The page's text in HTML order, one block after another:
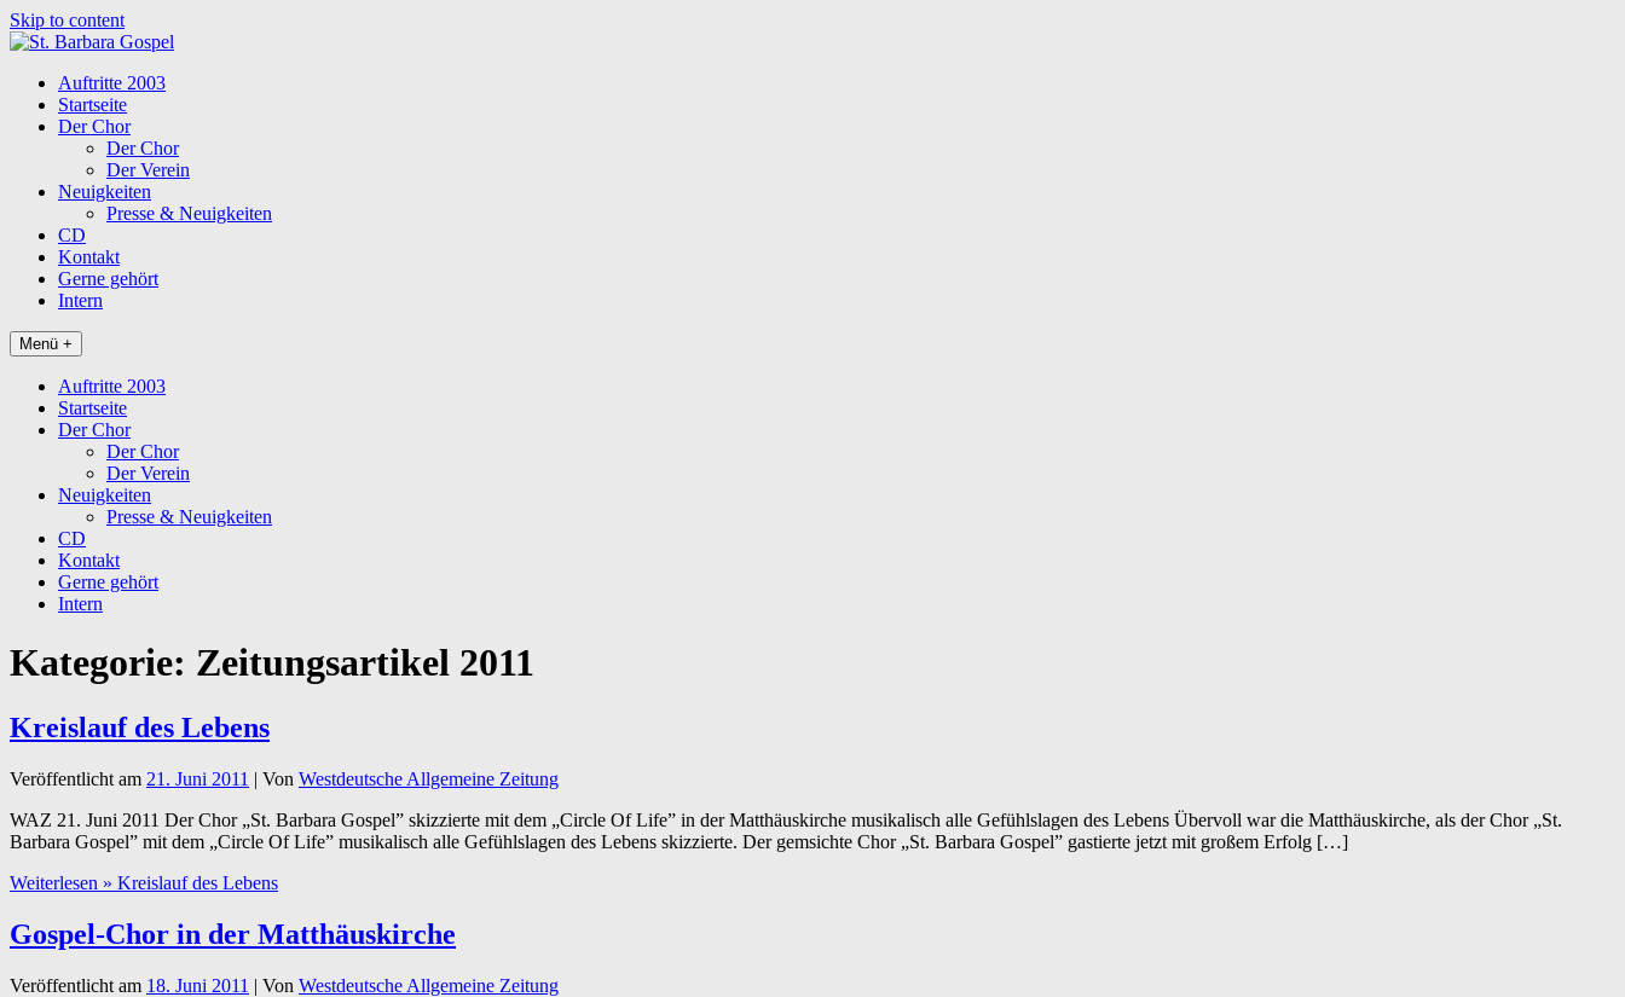
Skip to content
Auftritte 2003
Startseite
Der Chor
Der Chor
Der Verein
Neuigkeiten
Presse & Neuigkeiten
CD
Kontakt
Gerne gehört
Intern
Menü +
Auftritte 2003
Startseite
Der Chor
Der Chor
Der Verein
Neuigkeiten
Presse & Neuigkeiten
CD
Kontakt
Gerne gehört
Intern
Kategorie: Zeitungsartikel 2011
Kreislauf des Lebens
Veröffentlicht am 21. Juni 2011 | Von Westdeutsche Allgemeine Zeitung
WAZ 21. Juni 2011 Der Chor „St. Barbara Gospel” skizzierte mit dem „Circle Of Life” in der Matthäuskirche musikalisch alle Gefühlslagen des Lebens Übervoll war die Matthäuskirche, als der Chor „St.
Barbara Gospel” mit dem „Circle Of Life” musikalisch alle Gefühlslagen des Lebens skizzierte. Der gemsichte Chor „St. Barbara Gospel” gastierte jetzt mit großem Erfolg […]
Weiterlesen » Kreislauf des Lebens
Gospel-Chor in der Matthäuskirche
Veröffentlicht am 18. Juni 2011 | Von Westdeutsche Allgemeine Zeitung